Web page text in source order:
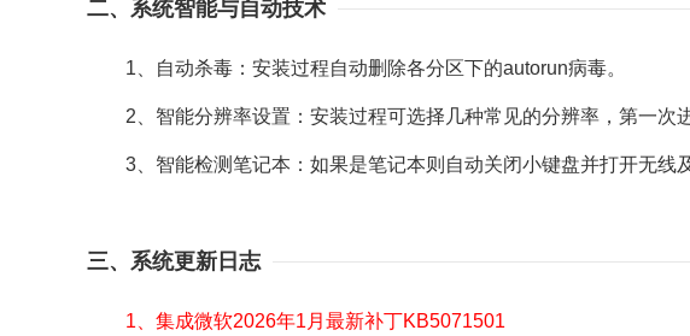
二、系统智能与自动技术
1、自动杀毒：安装过程自动删除各分区下的autorun病毒。
2、智能分辨率设置：安装过程可选择几种常见的分辨率，第一次进
3、智能检测笔记本：如果是笔记本则自动关闭小键盘并打开无线及
三、系统更新日志
1、集成微软2026年1月最新补丁KB5071501